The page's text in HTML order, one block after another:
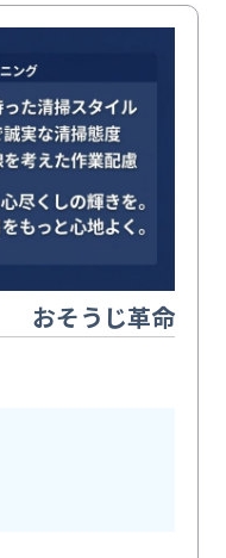
おそうじ革命